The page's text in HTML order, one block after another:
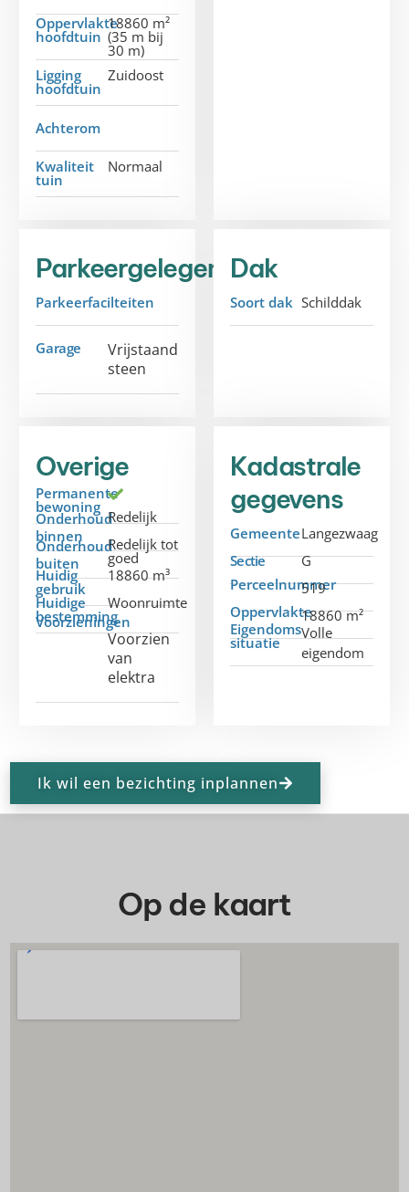
Oppervlakte
hoofdtuin
18860 m²
(35 m bij
30 m)
Ligging
hoofdtuin
Zuidoost
Achterom
Kwaliteit
tuin
Normaal
Parkeergelegenheid
Parkeerfacilteiten
Garage
Vrijstaand
steen
Dak
Soort dak Schilddak
Overige
Permanente
bewoning
Onderhoud
binnen
Redelijk
Onderhoud
buiten
Redelijk tot
goed
Huidig
gebruik
18860 m³
Huidige
bestemming
Woonruimte
Voorzieningen
Voorzien
van
elektra
Kadastrale
gegevens
GemeenteLangezwaag
Sectie
G
Perceelnummer
519
Oppervlakte18860 m²
Eigendoms
situatie
Volle
eigendom
Ik wil een bezichting inplannen
Op de kaart